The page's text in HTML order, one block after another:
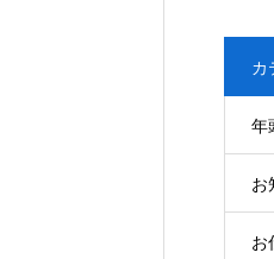
カ
年
お
お